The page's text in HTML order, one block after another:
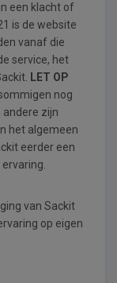
een klacht of
is de website
vanaf die
service, het
LET OP
nog
andere zijn
het algemeen
eerder een
van Sackit
op eigen